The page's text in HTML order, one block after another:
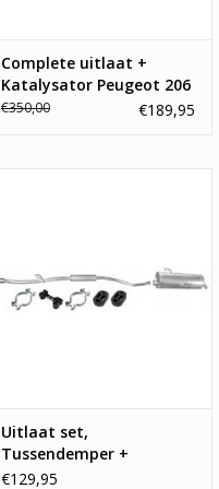
Complete uitlaat +
Katalysator Peugeot 206
1.6 16_V
€350,00 €189,95
Uitlaat set,
Tussendemper +
Einddemper Peugeot 206
€129,95